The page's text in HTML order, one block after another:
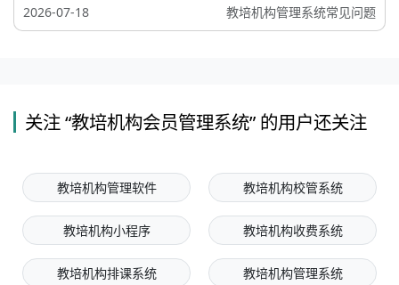
2026-07-18
教培机构管理系统常见问题
关注 “教培机构会员管理系统” 的用户还关注
教培机构管理软件 教培机构校管系统
教培机构小程序 教培机构收费系统
教培机构排课系统 教培机构管理系统